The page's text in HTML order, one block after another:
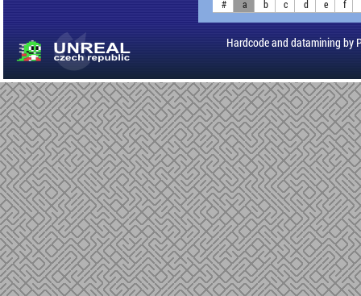
# a b c d e f
Hardcode and datamining by